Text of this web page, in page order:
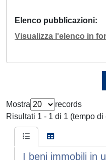
Elenco pubblicazioni
Visualizza l'elenco in
Mostra
records
Risultati 1 - 1 di 1 (tempo
I beni immobili in